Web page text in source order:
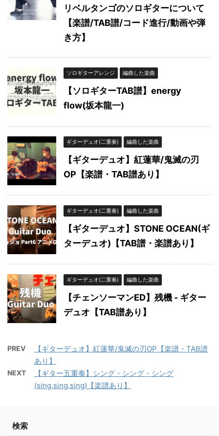
リベルタンゴのソロギターについて
【楽譜/TAB譜/コード進行/動画や弾
き方】
ソロギターアレンジ 編曲した楽曲
【ソロギターTAB譜】energy
flow(坂本龍一)
ギターデュオ(二重奏) 編曲した楽曲
【ギターデュオ】紅蓮華/鬼滅の刃
OP【楽譜・TAB譜あり】
ギターデュオ(二重奏) 編曲した楽曲
【ギターデュオ】STONE OCEAN(ギ
ターデュオ)【TAB譜・楽譜あり】
ギターデュオ(二重奏) 編曲した楽曲
【チェンソーマンED】残機 - ギター
デュオ【TAB譜あり】
PREV
【ギターデュオ】紅蓮華/鬼滅の刃OP【楽譜・TAB譜
あり】
NEXT
【ギター五重奏】シング・シング・シング
(sing,sing,sing)【楽譜あり】
検索